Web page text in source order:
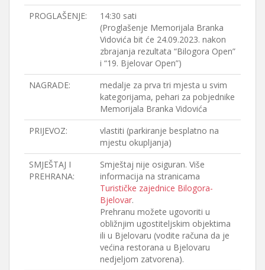
PROGLAŠENJE:
14:30 sati
(Proglašenje Memorijala Branka
Vidovića bit će 24.09.2023. nakon
zbrajanja rezultata “Bilogora Open”
i “19. Bjelovar Open”)
NAGRADE:
medalje za prva tri mjesta u svim
kategorijama, pehari za pobjednike
Memorijala Branka Vidovića
PRIJEVOZ:
vlastiti (parkiranje besplatno na
mjestu okupljanja)
SMJEŠTAJ I
PREHRANA:
Smještaj nije osiguran. Više
informacija na stranicama
Turističke zajednice Bilogora-
Bjelovar.
Prehranu možete ugovoriti u
obližnjim ugostiteljskim objektima
ili u Bjelovaru (vodite računa da je
većina restorana u Bjelovaru
nedjeljom zatvorena).